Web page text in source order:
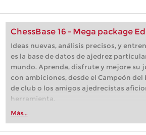
ChessBase 16 - Mega package
Ideas nuevas, análisis precisos, y
es la base de datos de ajedrez
mundo. Aprenda, disfrute y mejore su
con ambiciones, desde el Campeón
de club o los amigos ajedrecistas
herramienta.
Más...